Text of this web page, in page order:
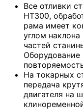
Все отливки
HT300,
рама имеет
углом
частей
На токарных
передача
двигателя на